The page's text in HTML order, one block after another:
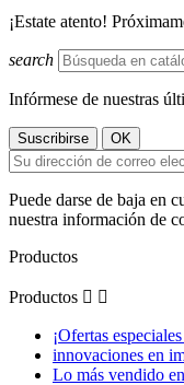
¡Estate atento!
search
Infórmese de nuestras
Puede darse de baja en
nuestra información de
Productos
Productos  
¡Ofertas
innovaciones en
Lo más vendido